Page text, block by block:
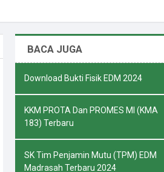
BACA JUGA
Download Bukti Fisik EDM 2024
KKM PROTA Dan PROMES MI (KMA
183) Terbaru
SK Tim Penjamin Mutu (TPM) EDM
Madrasah Terbaru 2024